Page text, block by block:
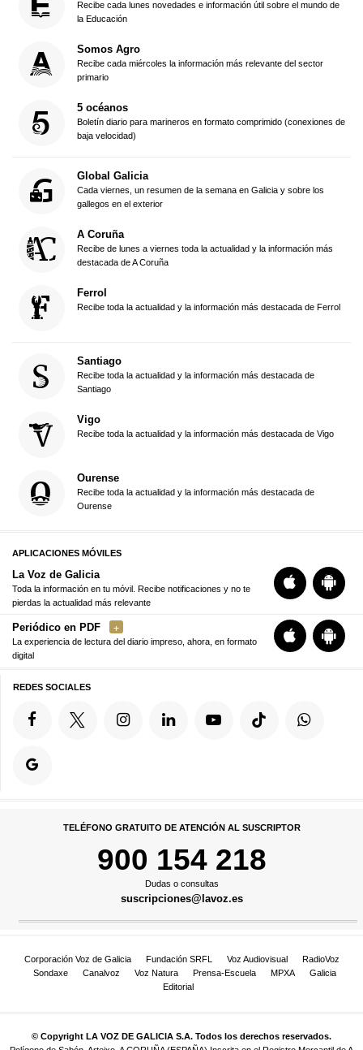
Recibe cada lunes novedades e información útil sobre el mundo de
la Educación
Somos Agro
Recibe cada miércoles la información más relevante del sector
primario
5 océanos
Boletín diario para marineros en formato comprimido (conexiones de
baja velocidad)
Global Galicia
Cada viernes, un resumen de la semana en Galicia y sobre los
gallegos en el exterior
A Coruña
Recibe de lunes a viernes toda la actualidad y la información más
destacada de A Coruña
Ferrol
Recibe toda la actualidad y la información más destacada de Ferrol
Santiago
Recibe toda la actualidad y la información más destacada de
Santiago
Vigo
Recibe toda la actualidad y la información más destacada de Vigo
Ourense
Recibe toda la actualidad y la información más destacada de
Ourense
APLICACIONES MÓVILES
La Voz de Galicia
Toda la información en tu móvil. Recibe notificaciones y no te
pierdas la actualidad más relevante
Periódico en PDF
La experiencia de lectura del diario impreso, ahora, en formato
digital
REDES SOCIALES
TELÉFONO GRATUITO DE ATENCIÓN AL SUSCRIPTOR
900 154 218
Dudas o consultas
suscripciones@lavoz.es
Corporación Voz de Galicia Fundación SRFL Voz Audiovisual
RadioVoz
Sondaxe
Canalvoz Voz Natura Prensa-Escuela MPXA
Galicia
Editorial
© Copyright LA VOZ DE GALICIA S.A. Todos los derechos reservados.